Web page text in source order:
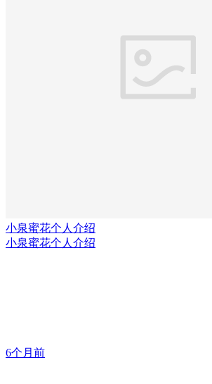
小泉蜜花个人介绍
小泉蜜花个人介绍
6个月前